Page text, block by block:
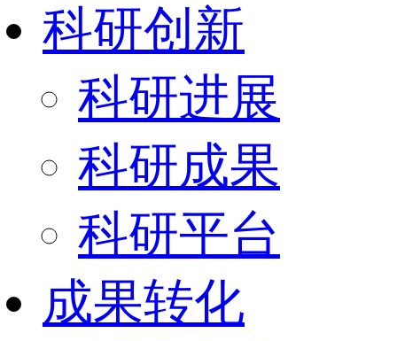
科研创新
科研进展
科研成果
科研平台
成果转化